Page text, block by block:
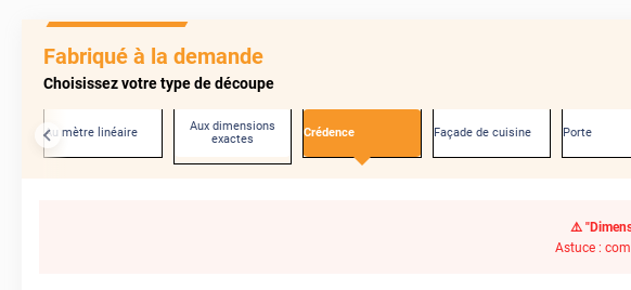
Fabriqué à la demande
Choisissez votre type de découpe
Au mètre linéaire
Aux dimensions
exactes
Crédence Façade de cuisine Porte
⚠️
Astuce :